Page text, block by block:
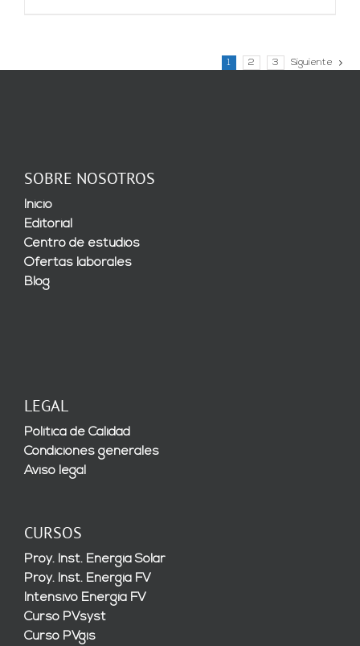
1 2 3 Siguiente
SOBRE NOSOTROS
Inicio
Editorial
Centro de estudios
Ofertas laborales
Blog
LEGAL
Política de Calidad
Condiciones generales
Aviso legal
CURSOS
Proy. Inst. Energía Solar
Proy. Inst. Energía FV
Intensivo Energía FV
Curso PVsyst
Curso PVgis